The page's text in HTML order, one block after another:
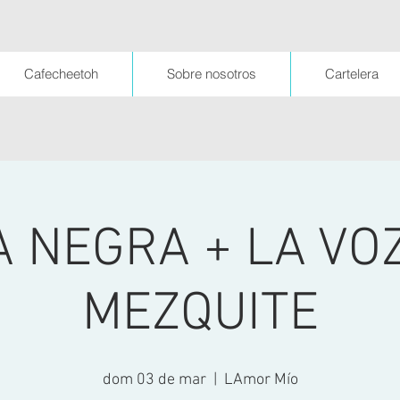
Cafecheetoh Sobre nosotros Cartelera
NEGRA + LA
MEZQUITE
dom 03 de mar
  |
LAmor Mío